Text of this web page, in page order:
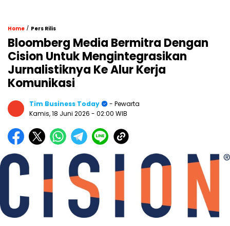
Home / Pers Rilis
Bloomberg Media Bermitra Dengan
Cision Untuk Mengintegrasikan
Jurnalistiknya Ke Alur Kerja
Komunikasi
Tim Business Today
- Pewarta
Kamis, 18 Juni 2026 - 02:00 WIB